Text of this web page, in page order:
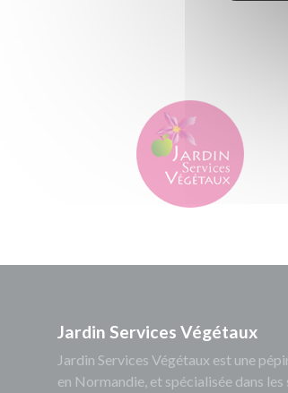
Jardin Services Végétaux
Jardin Services Végétaux est une
en Normandie, et spécialisée dans